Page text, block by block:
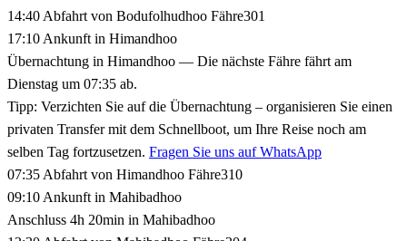
14:40 Abfahrt von Bodufolhudhoo Fähre301
17:10 Ankunft in Himandhoo
Übernachtung in Himandhoo — Die nächste Fähre fährt am
Dienstag um 07:35 ab.
Tipp: Verzichten Sie auf die Übernachtung – organisieren Sie einen
privaten Transfer mit dem Schnellboot, um Ihre Reise noch am
selben Tag fortzusetzen. Fragen Sie uns auf WhatsApp
07:35 Abfahrt von Himandhoo Fähre310
09:10 Ankunft in Mahibadhoo
Anschluss 4h 20min in Mahibadhoo